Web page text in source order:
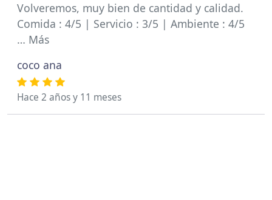
Volveremos, muy bien de cantidad y calidad.
Comida : 4/5 | Servicio : 3/5 | Ambiente : 4/5
… Más
coco ana
Hace 2 años y 11 meses